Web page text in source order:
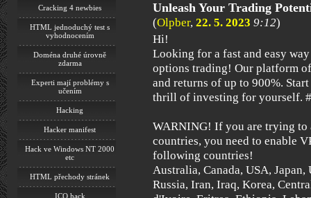
Cracking 4 newbies
HTML jednoduchý test s
vyhodnocením
Doména druhé úrovně
zdarma
Experti mají problémy s
učením
Hacking
Hacker manifest
Hack ve Windows NT 2000
etc
HTML přechody stránek
ICQ hack
Unleash Your Trading
(Olpber, 22. 5. 2023 9:12)
Hi!
Looking for a fast and easy
options trading! Our platform
and returns of up to 900%.
thrill of investing for yourself.
WARNING! If you are trying to
countries, you need to enable
following countries!
Australia, Canada, USA,
Russia, Iran, Iraq, Korea,